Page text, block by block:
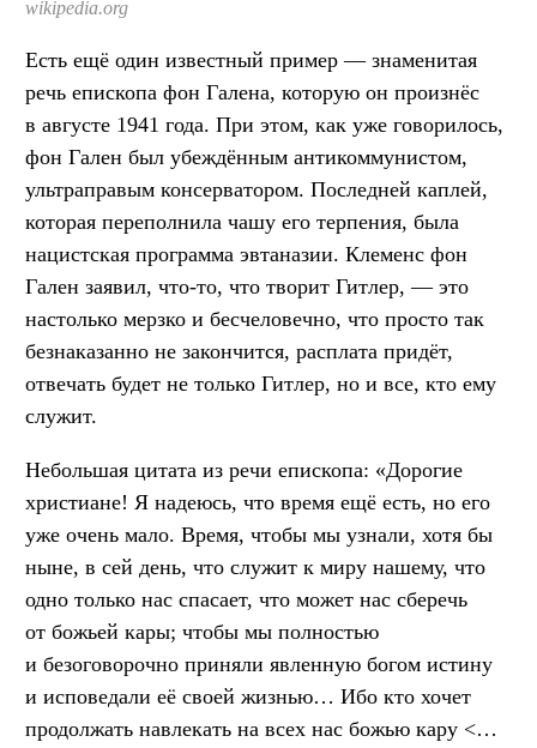
wikipedia.org
Есть ещё один известный пример — знаменитая
речь епископа фон Галена, которую он произнёс
в августе 1941 года. При этом, как уже говорилось,
фон Гален был убеждённым антикоммунистом,
ультраправым консерватором. Последней каплей,
которая переполнила чашу его терпения, была
нацистская программа эвтаназии. Клеменс фон
Гален заявил, что-то, что творит Гитлер, — это
настолько мерзко и бесчеловечно, что просто так
безнаказанно не закончится, расплата придёт,
отвечать будет не только Гитлер, но и все, кто ему
служит.
Небольшая цитата из речи епископа: «Дорогие
христиане! Я надеюсь, что время ещё есть, но его
уже очень мало. Время, чтобы мы узнали, хотя бы
ныне, в сей день, что служит к миру нашему, что
одно только нас спасает, что может нас сберечь
от божьей кары; чтобы мы полностью
и безоговорочно приняли явленную богом истину
и исповедали её своей жизнью… Ибо кто хочет
продолжать навлекать на всех нас божью кару <…